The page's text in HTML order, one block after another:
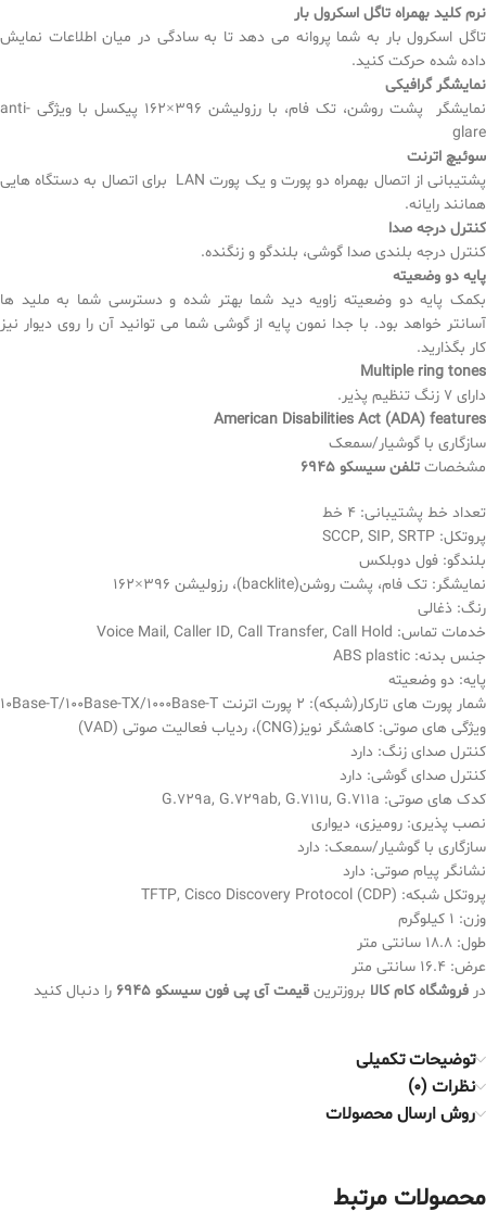
نرم کلید بهمراه تاگل اسکرول بار
تاگل اسکرول بار به شما پروانه می دهد تا به سادگی در میان اطلاعات نمایش
داده شده حرکت کنید.
نمایشگر گرافیکی
نمایشگر پشت روشن، تک فام، با رزولیشن 396×162 پیکسل با ویژگی anti-
glare
سوئیچ اترنت
پشتیبانی از اتصال بهمراه دو پورت و یک پورت LAN برای اتصال به دستگاه هایی
همانند رایانه.
کنترل درجه صدا
کنترل درجه بلندی صدا گوشی، بلندگو و زنگنده.
پایه دو وضعیته
بکمک پایه دو وضعیته زاویه دید شما بهتر شده و دسترسی شما به ملید ها
آسانتر خواهد بود. با جدا نمون پایه از گوشی شما می توانید آن را روی دیوار نیز
کار بگذارید.
Multiple ring tones
دارای 7 زنگ تنظیم پذیر.
American Disabilities Act (ADA) features
سازگاری با گوشیار/سمعک
مشخصات تلفن سیسکو 6945
تعداد خط پشتیبانی: 4 خط
پروتکل: SCCP, SIP, SRTP
بلندگو: فول دوبلکس
نمایشگر: تک فام، پشت روشن(backlite)، رزولیشن 396×162
رنگ: ذغالی
خدمات تماس: Voice Mail, Caller ID, Call Transfer, Call Hold
جنس بدنه: ABS plastic
پایه: دو وضعیته
شمار پورت های تارکار(شبکه): 2 پورت اترنت 10Base-T/100Base-TX/1000Base-T
ویژگی های صوتی: کاهشگر نویز(CNG)، ردیاب فعالیت صوتی (VAD)
کنترل صدای زنگ: دارد
کنترل صدای گوشی: دارد
کدک های صوتی: G.729a, G.729ab, G.711u, G.711a
نصب پذیری: رومیزی، دیواری
سازگاری با گوشیار/سمعک: دارد
نشانگر پیام صوتی: دارد
پروتکل شبکه: TFTP, Cisco Discovery Protocol (CDP)
وزن: 1 کیلوگرم
طول: 18.8 سانتی متر
عرض: 16.4 سانتی متر
در فروشگاه کام کالا بروزترین قیمت آی پی فون سیسکو 6945 را دنبال کنید
توضیحات تکمیلی
نظرات (0)
روش ارسال محصولات
محصولات مرتبط